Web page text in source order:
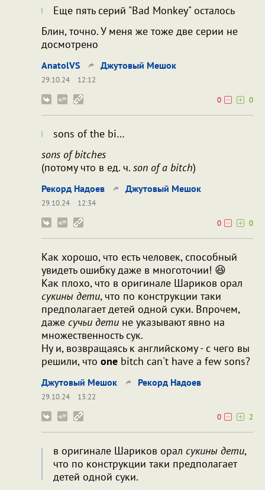
Еще пять серий "Bad Monkey" осталось
Блин, точно. У меня же тоже две серии не
досмотрено
AnatolVS Джутовый Мешок
29.10.24
12:12
0
0
sons of the bi…
sons of bitches
(потому что в ед. ч. son of a bitch)
Рекорд Надоев Джутовый Мешок
29.10.24
12:34
0
0
Как хорошо, что есть человек, способный
увидеть ошибку даже в многоточии! 😆
Как плохо, что в оригинале Шариков орал
сукины дети, что по конструкции таки
предполагает детей одной суки. Впрочем,
даже сучьи дети не указывают явно на
множественность сук.
Ну и, возвращаясь к английскому - с чего вы
решили, что one bitch can't have a few sons?
Джутовый Мешок Рекорд Надоев
29.10.24
13:22
0
2
в оригинале Шариков орал сукины дети,
что по конструкции таки предполагает
детей одной суки.